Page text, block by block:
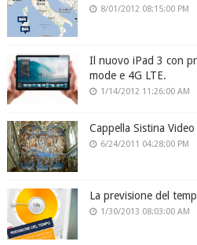
8/01/2012 08:15:00 PM
Il nuovo iPad 3 con
mode e 4G LTE.
1/14/2012 11:26:00 AM
Cappella Sistina
6/24/2011 04:28:00 PM
La previsione del
1/30/2013 08:03:00 AM